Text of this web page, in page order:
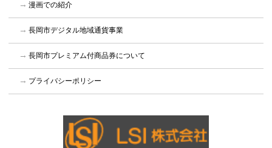
漫画での紹介
長岡市デジタル地域通貨事業
長岡市プレミアム付商品券について
プライバシーポリシー